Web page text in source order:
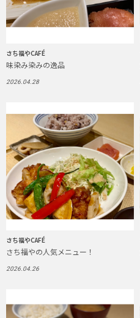
さち福やCAFÉ
味染み染みの逸品
2026.04.28
さち福やCAFÉ
さち福やの人気メニュー！
2026.04.26